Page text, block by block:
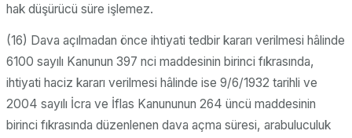
hak düşürücü süre işlemez.
(16) Dava açılmadan önce ihtiyati tedbir kararı verilmesi hâlinde
6100 sayılı Kanunun 397 nci maddesinin birinci fıkrasında,
ihtiyati haciz kararı verilmesi hâlinde ise 9/6/1932 tarihli ve
2004 sayılı İcra ve İflas Kanununun 264 üncü maddesinin
birinci fıkrasında düzenlenen dava açma süresi, arabuluculuk